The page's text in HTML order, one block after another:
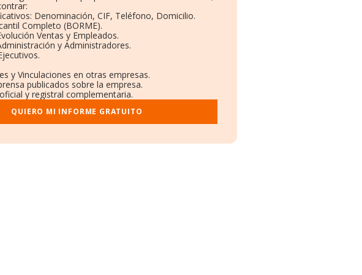
Denominación, CIF, Teléfono, Domicilio.
Completo (BORME).
Ventas y Empleados.
y Administradores.
y Vinculaciones en otras empresas.
publicados sobre la empresa.
y registral complementaria.
QUIERO MI INFORME GRATUITO